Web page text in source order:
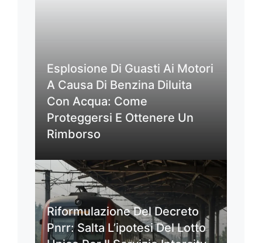
Esplosione Di Guasti Ai Motori
A Causa Di Benzina Diluita
Con Acqua: Come
Proteggersi E Ottenere Un
Rimborso
Riformulazione Del Decreto
Pnrr: Salta L’ipotesi Del Lotto